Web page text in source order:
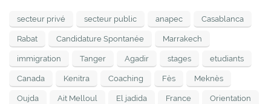
secteur privé secteur public anapec Casablanca
Rabat Candidature Spontanée Marrakech
immigration Tanger Agadir stages etudiants
Canada Kenitra Coaching Fès Meknès
Oujda Ait Melloul El jadida France Orientation